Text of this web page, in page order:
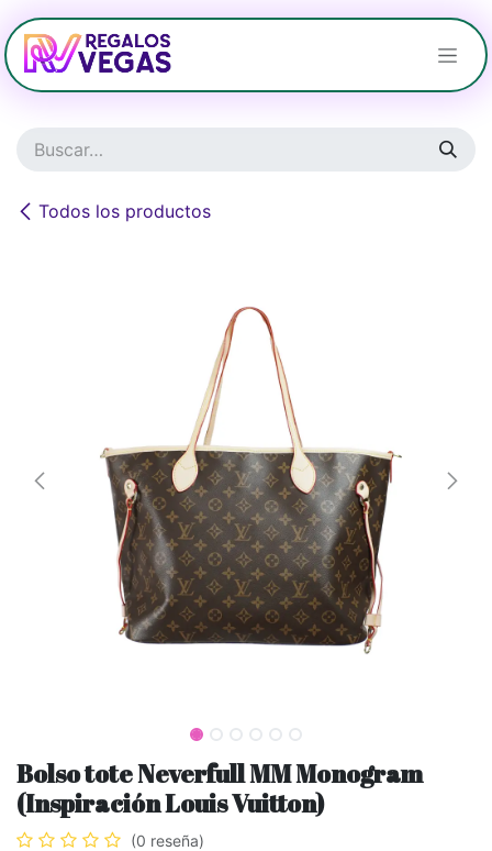
Ir al contenido
Todos los productos
Bolso tote Neverfull MM Monogram
(Inspiración Louis Vuitton)
(0 reseña)